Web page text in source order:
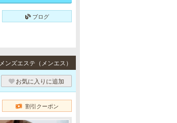
ブログ
メンズエステ（メンエス）
お気に入りに追加
割引クーポン